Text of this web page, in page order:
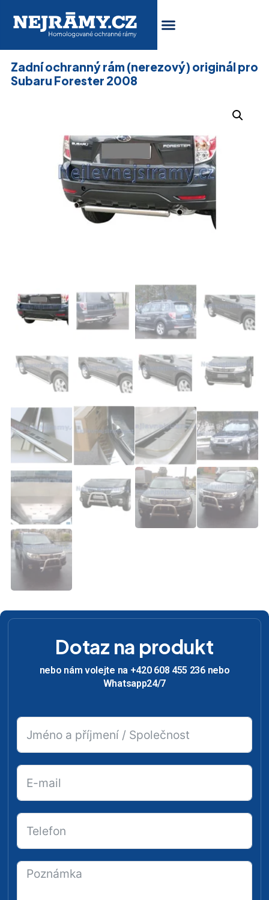
Zadní ochranný rám (nerezový) originál pro
Subaru Forester 2008
Dotaz na produkt
nebo nám volejte na +420 608 455 236 nebo
Whatsapp24/7